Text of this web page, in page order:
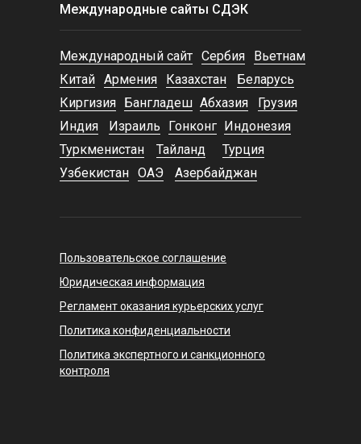
Международные сайты СДЭК
Сербия
Вьетнам
Китай Армения Казахстан
Беларусь
Киргизия Бангладеш Абхазия Грузия
Международный сайт
Индия Израиль Гонконг Индонезия
Туркменистан
Турция
Узбекистан ОАЭ Азербайджан
Тайланд
Пользовательское соглашение
Юридическая информация
Регламент оказания курьерских услуг
Политика экспертного и санкционного
контроля
Политика конфиденциальности